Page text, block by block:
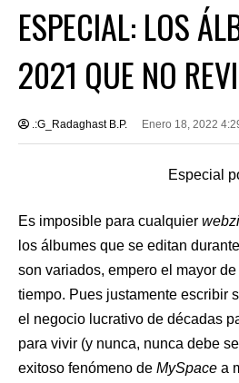
ESPECIAL: LOS
2021 QUE NO
.:G_Radaghast B.P. Enero 18, 2022
Especial
Es imposible para cualquier
los álbumes que se editan
son variados, empero el mayor
tiempo. Pues justamente escribir
el negocio lucrativo de décadas
para vivir (y nunca, nunca debe
exitoso fenómeno de MySpace a